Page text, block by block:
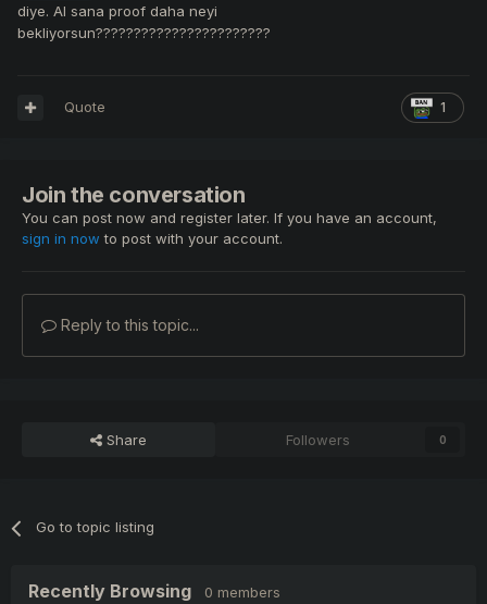
diye. Al sana proof daha neyi
bekliyorsun???????????????????????
1
Quote
Join the conversation
You can post now and register later. If you have an account,
sign in now to post with your account.
Reply to this topic...
Share Followers 0
Go to topic listing
Recently Browsing 0 members